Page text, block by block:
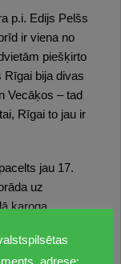
p.i. Edijs Pelšs
ir viena no
piešķirto
Rīgai bija divas
Vecāķos – tad
Rīgai to jau ir
jau 17.
uz
karoga
drošības,
adrese: